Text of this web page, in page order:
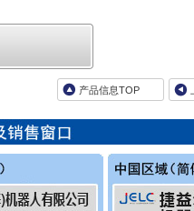
产品信息TOP